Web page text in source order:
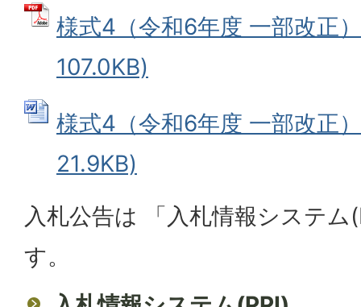
様式4（令和6年度 一部改正
107.0KB)
様式4（令和6年度 一部改正
21.9KB)
入札公告は 「入札情報システ
す。